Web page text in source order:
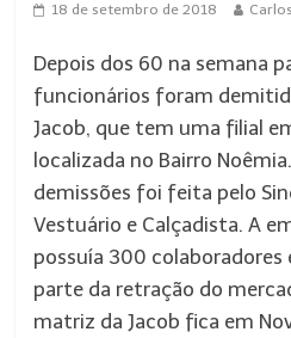
18 de setembro de 2018
Depois dos 60 na semana
funcionários foram
Jacob, que tem uma filial
localizada no Bairro
demissões foi feita pelo
Vestuário e Calçadista. A
possuía 300
parte da retração do
matriz da Jacob fica em